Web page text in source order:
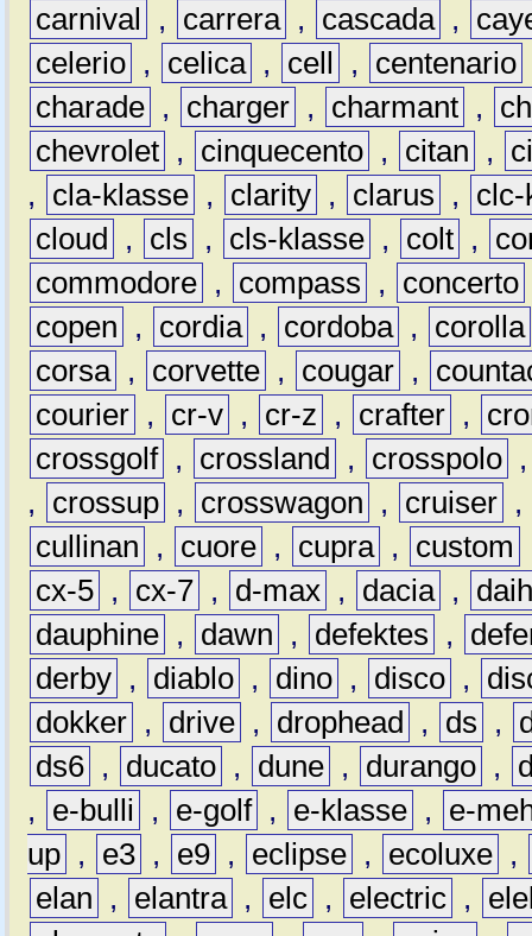
carnival
, carrera , cascada ,
celerio , celica , cell , centenario
charade , charger , charmant ,
chevrolet , cinquecento , citan ,
,
cla-klasse , clarity , clarus ,
clc-
cloud
, cls , cls-klasse , colt ,
commodore , compass , concerto
copen
, cordia , cordoba ,
corolla
corsa , corvette , cougar ,
courier , cr-v , cr-z , crafter ,
crossgolf , crossland , crosspolo
,
crossup , crosswagon , cruiser ,
cullinan
, cuore , cupra , custom
cx-5 , cx-7 , d-max , dacia ,
dauphine , dawn , defektes ,
derby , diablo , dino , disco ,
dokker , drive , drophead , ds ,
ds6 , ducato , dune , durango ,
,
e-bulli , e-golf , e-klasse ,
e-
up , e3 , e9 , eclipse , ecoluxe ,
elan
, elantra , elc , electric ,